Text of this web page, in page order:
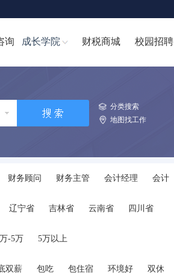
询 成长学院 财税商城 校园招聘
分类搜索
地图找工作
财务顾问 财务主管 会计经理
会计
辽宁省 吉林省 云南省
四川省
-5万 5万以上
双薪 包吃 包住宿 环境好
双休